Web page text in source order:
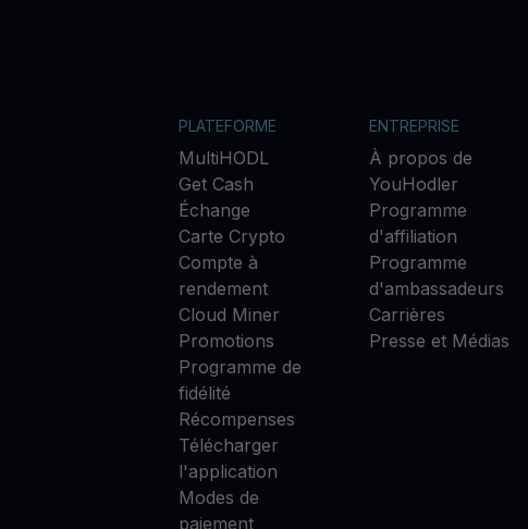
PLATEFORME
MultiHODL
Get Cash
Échange
Carte Crypto
Compte à
rendement
Cloud Miner
Promotions
Programme de
fidélité
Récompenses
Télécharger
l'application
Modes de
paiement
ENTREPRISE
À propos de
YouHodler
Programme
d'affiliation
Programme
d'ambassadeurs
Carrières
Presse et Médias